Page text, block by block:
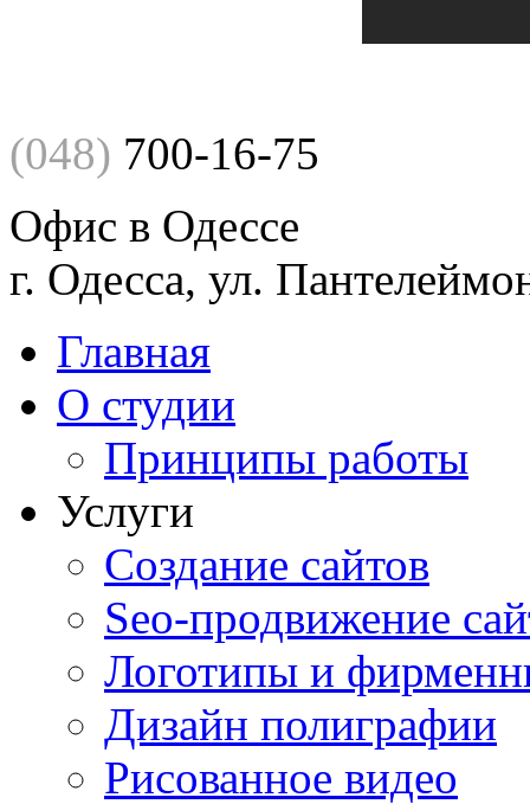
(048) 700-16-75
Офис в Одессе
г. Одесса, ул.
Главная
О студии
Принципы работы
Услуги
Создание сайтов
Seo-продвижение
Логотипы и
Дизайн полиграфии
Рисованное видео